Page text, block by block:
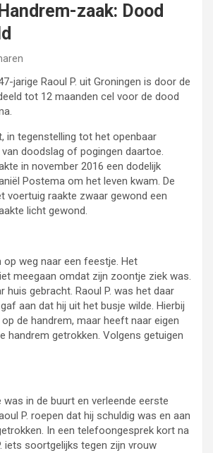
zaak: Dood
jarige Raoul P. uit Groningen is door de
tot 12 maanden cel voor de dood
in tegenstelling tot het openbaar
doodslag of pogingen daartoe.
in november 2016 een dodelijk
Postema om het leven kwam. De
voertuig raakte zwaar gewond een
licht gewond.
op weg naar een feestje. Het
meegaan omdat zijn zoontje ziek was.
huis gebracht. Raoul P. was het daar
aan dat hij uit het busje wilde. Hierbij
de handrem, maar heeft naar eigen
handrem getrokken. Volgens getuigen
was in de buurt en verleende eerste
P. roepen dat hij schuldig was en aan
In een telefoongesprek kort na
iets soortgelijks tegen zijn vrouw